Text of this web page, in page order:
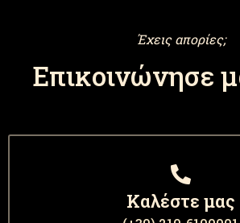
Έχεις απορίες;
Επικοινώνησε
Καλέστε μας